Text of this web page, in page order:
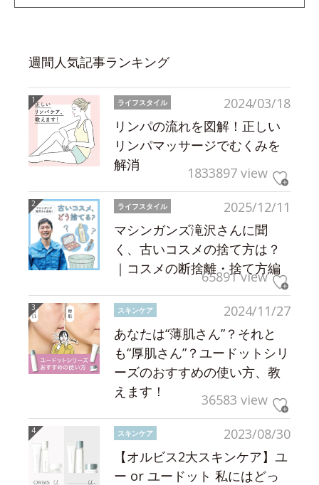
週間人気記事ランキング
2024/03/18
ライフスタイル
リンパの流れを図解！正しい
リンパマッサージでむくみを
解消
1833897 view
2025/12/11
ライフスタイル
マシンガンズ滝沢さんに聞
く、古いコスメの捨て方は？
｜コスメの断捨離・捨て方編
65891 view
2024/11/27
スキンケア
あなたは“薄肌さん”？それと
も“厚肌さん”？ユードットシリ
ーズのおすすめの使い方、教
えます！
36583 view
2023/08/30
スキンケア
【オルビス2大スキンケア】ユ
ー or ユードット 私にはどっ